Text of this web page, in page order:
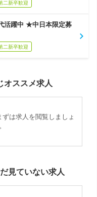
二新卒歓迎
活躍中 ★中日本限定募
二新卒歓迎
オススメ求人
は求人を閲覧しましょ
見ていない求人